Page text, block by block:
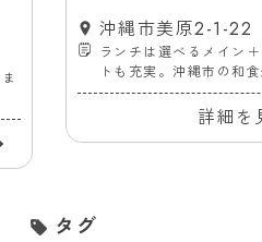
沖縄市美原2-1-22
ランチは選べるメイン
トも充実。沖縄市の和
詳細を
タグ